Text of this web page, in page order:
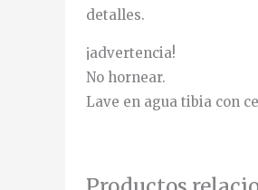
detalles.
¡advertencia!
No hornear.
Lave en agua tibia con